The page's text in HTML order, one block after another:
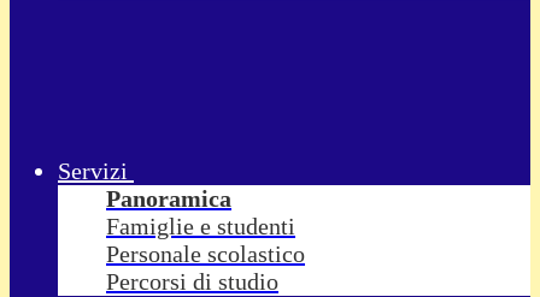
Servizi
Panoramica
Famiglie e studenti
Personale scolastico
Percorsi di studio